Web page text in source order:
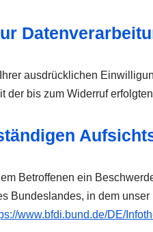
ausdrücklichen
bis zum Widerruf
Betroffenen ein
Bundeslandes, in dem
www.bfdi.bund.de/DE/